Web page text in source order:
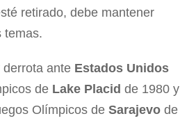
retirado, debe mantener
temas.
derrota ante Estados Unidos
de Lake Placid de 1980 y
Olímpicos de Sarajevo de